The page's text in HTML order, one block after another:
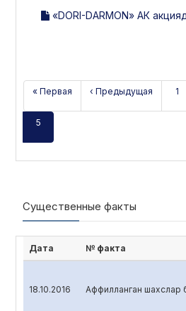
«DORI-DARMON» АК
« Первая ‹ Предыдущая 1
5
Существенные факты
Дата № факта
18.10.2016 Аффилланган шахслар